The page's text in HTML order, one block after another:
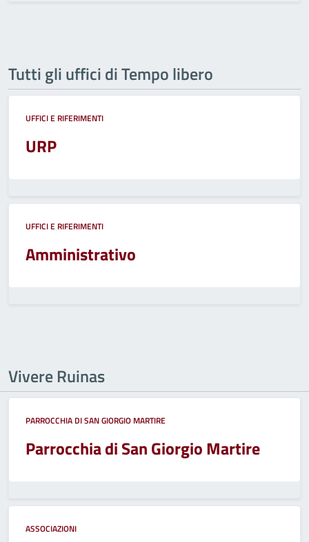
Tutti gli uffici di Tempo libero
UFFICI E RIFERIMENTI
URP
UFFICI E RIFERIMENTI
Amministrativo
Vivere Ruinas
PARROCCHIA DI SAN GIORGIO MARTIRE
Parrocchia di San Giorgio Martire
ASSOCIAZIONI